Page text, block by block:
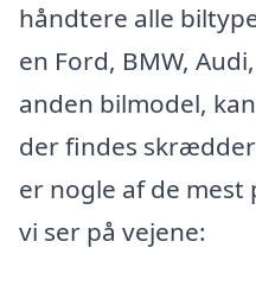
håndtere alle
en Ford, BMW,
anden bilmodel,
der findes
er nogle af de
vi ser på vejene: